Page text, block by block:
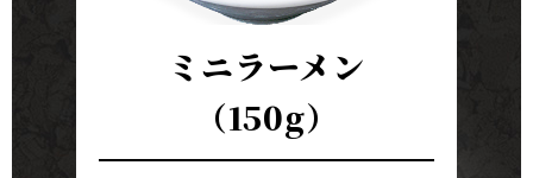
ミニラーメン
（150g）